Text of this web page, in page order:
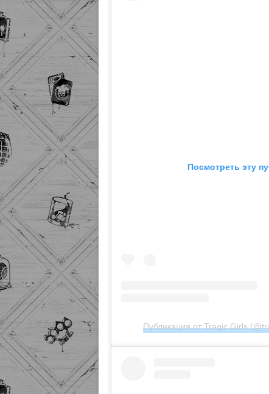
Посмотреть эту
Публикация от Tragic Girls